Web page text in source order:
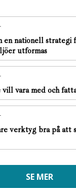
en nationell
utformas
vara med och
verktyg bra på att
SE MER